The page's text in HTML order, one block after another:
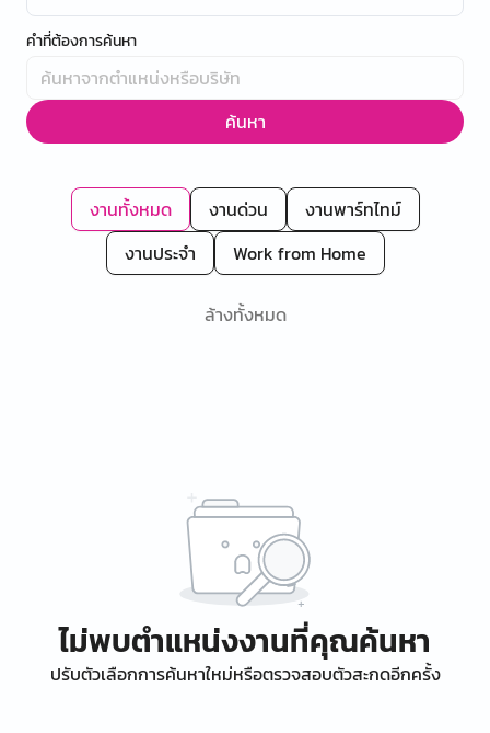
คำที่ต้องการค้นหา
ค้นหา
งานทั้งหมด งานด่วน
งานพาร์ทไทม์
งานประจำ
Work from Home
ล้างทั้งหมด
ไม่พบตำแหน่งงานที่คุณค้นหา
ปรับตัวเลือกการค้นหาใหม่หรือตรวจสอบตัวสะกดอีกครั้ง